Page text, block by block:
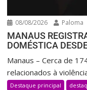
08/08/2026 Paloma
MANAUS
DOMÉSTICA
Manaus – Cerca de
relacionados à
Destaque principal